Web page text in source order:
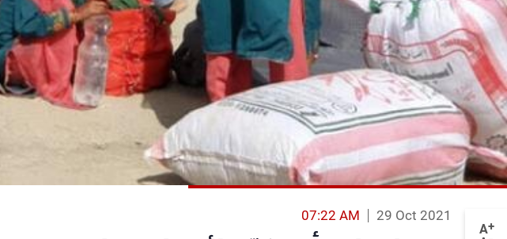
A+
29 Oct 2021
07:22 AM